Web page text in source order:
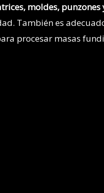
moldes, punzones
También es
procesar masas